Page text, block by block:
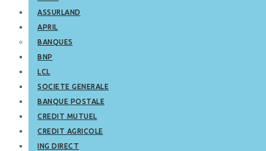
ASSURLAND
APRIL
BANQUES
BNP
LCL
SOCIETE GENERALE
BANQUE POSTALE
CREDIT MUTUEL
CREDIT AGRICOLE
ING DIRECT